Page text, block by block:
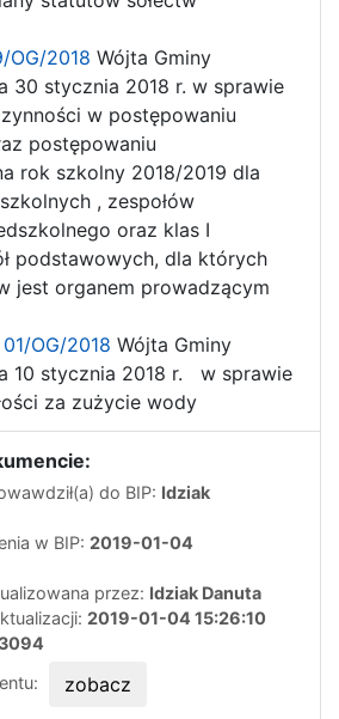
OG/2018 Wójta Gminy
30 stycznia 2018 r. w sprawie
w postępowaniu
postępowaniu
rok szkolny 2018/2019 dla
, zespołów
oraz klas I
podstawowych, dla których
jest organem prowadzącym
OG/2018 Wójta Gminy
10 stycznia 2018 r. w sprawie
za zużycie wody
do BIP: Idziak
w BIP: 2019-01-04
przez: Idziak Danuta
2019-01-04 15:26:10
3094
zobacz